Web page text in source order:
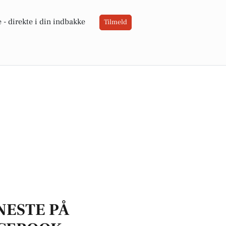
- direkte i din indbakke Tilmeld
PÅ